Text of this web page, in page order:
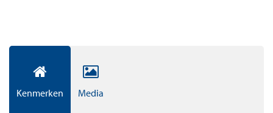
Meer weten over dit unieke woningaanbod? Ga naar de
met onze makelaars.
Kenmerken Media